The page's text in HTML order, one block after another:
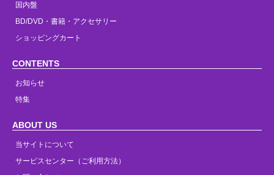
国内盤
BD/DVD・書籍・アクセサリー
ショッピングカート
CONTENTS
お知らせ
特集
ABOUT US
当サイトについて
サービスセンター（ご利用方法）